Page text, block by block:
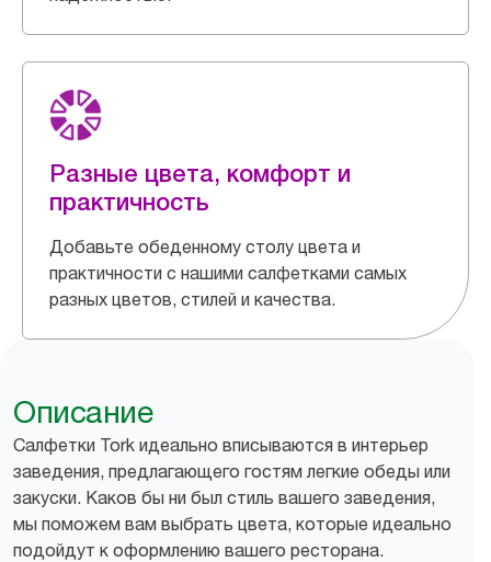
Разные цвета, комфорт и
практичность
Добавьте обеденному столу цвета и
практичности с нашими салфетками самых
разных цветов, стилей и качества.
Описание
Салфетки Tork идеально вписываются в интерьер
заведения, предлагающего гостям легкие обеды или
закуски. Каков бы ни был стиль вашего заведения,
мы поможем вам выбрать цвета, которые идеально
подойдут к оформлению вашего ресторана.